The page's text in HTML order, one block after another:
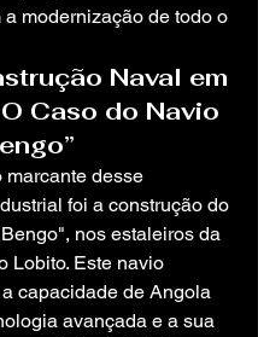
a modernização de todo o
Naval em
Caso do Navio
marcante desse
foi a construção do
nos estaleiros da
Lobito. Este navio
capacidade de Angola
avançada e a sua